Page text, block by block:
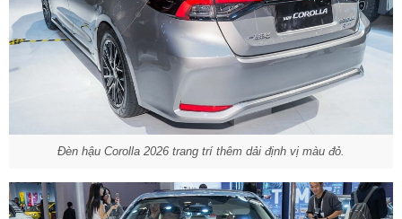
Đèn hậu Corolla 2026 trang trí thêm dải định vị màu đỏ.